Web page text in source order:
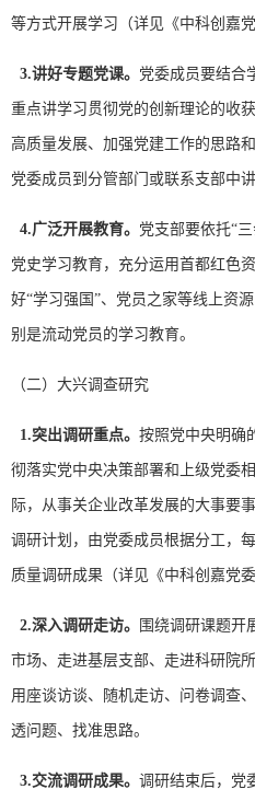
等方式开展学习（详见《中科创嘉
3.讲好专题党课。 党委成员要结合
重点讲学习贯彻党的创新理论的收
高质量发展、加强党建工作的思路
党委成员到分管部门或联系支部中讲
4.广泛开展教育。 党支部要依托“
党史学习教育，充分运用首都红色
好“学习强国”、党员之家等线上资
别是流动党员的学习教育。
（二）大兴调查研究
1.突出调研重点。 按照党中央明确
彻落实党中央决策部署和上级党委
际，从事关企业改革发展的大事要
调研计划，由党委成员根据分工，
质量调研成果（详见《中科创嘉党
2.深入调研走访。 围绕调研课题开
市场、走进基层支部、走进科研院
用座谈访谈、随机走访、问卷调查
透问题、找准思路。
3.交流调研成果。 调研结束后，党